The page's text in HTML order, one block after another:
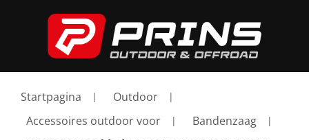
Startpagina
Outdoor
Accessoires outdoor voor
Bandenzaag